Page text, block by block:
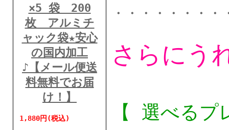
×5 袋 200
枚 アルミチ
ャック袋★安心
の国内加工
♪【メール便送
料無料でお届
け！】
1,880円(税込)
・・・・・・・
さらにう
【 選べる